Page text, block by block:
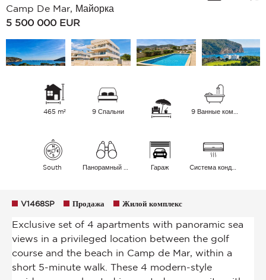
Camp De Mar, Майорка
5 500 000 EUR
465 m² 9 Спальни
South Гараж
V1468SP Продажа Жилой комплекс